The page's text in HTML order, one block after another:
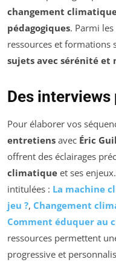
changement
pédagogiques. Parmi
ressources et formations
sujets avec sérénité et
Des
Pour élaborer vos
entretiens avec Éric
offrent des éclairages
climatique et ses
intitulées : La machine
jeu ?, Changement
Comment éduquer au
ressources permettent
progressive et